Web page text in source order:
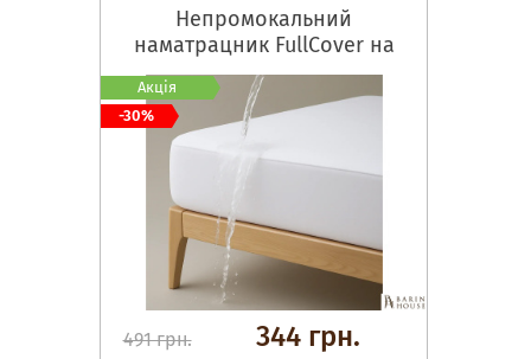
Непромокальний
наматрацник FullCover на
гумці по всьому периметру
491 грн. 344 грн.
Акція
-30%